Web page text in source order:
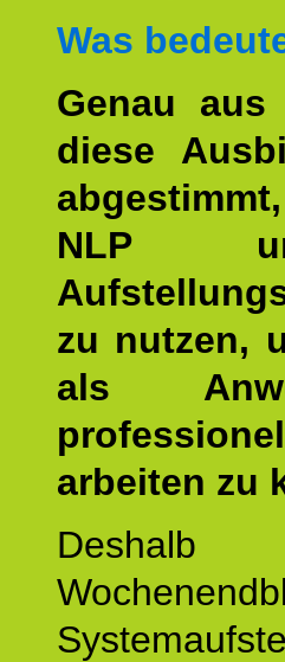
Was
Genau
diese
NLP
zu nutzen,
als
arbeiten zu